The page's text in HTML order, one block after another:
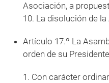
Asociación, a
10. La disolución de
Artículo 17.º La
orden de su
1. Con carácter